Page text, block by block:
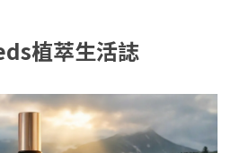
植萃生活誌